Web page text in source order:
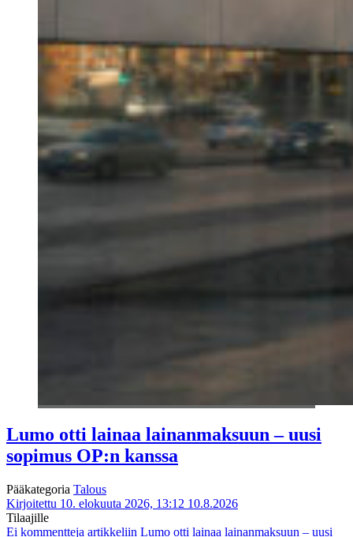
Lumo otti lainaa lainanmaksuun – uusi
sopimus OP:n kanssa
Pääkategoria Talous
Kirjoitettu 10. elokuuta 2026, 13:12 10.8.2026
Tilaajille
Ei kommentteja artikkeliin Lumo otti lainaa lainanmaksuun – uusi